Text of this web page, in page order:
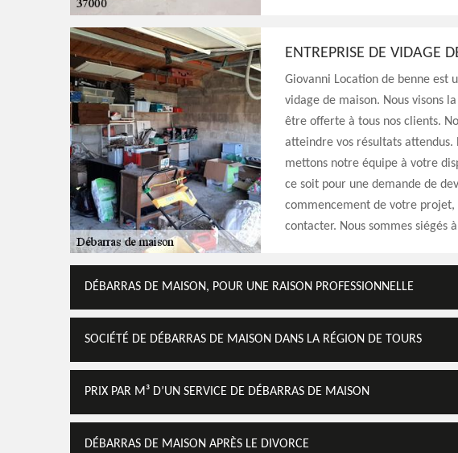
ENTREPRISE DE VIDAGE
Giovanni Location de benne est
vidage de maison. Nous visons
être offerte à tous nos clients.
atteindre vos résultats attendus.
mettons notre équipe à votre
ce soit pour une demande de
commencement de votre projet,
contacter. Nous sommes siégés
DÉBARRAS DE MAISON, POUR UNE RAISON PROFESSIONNELLE
SOCIÉTÉ DE DÉBARRAS DE MAISON DANS LA RÉGION DE TOURS
PRIX PAR M³ D’UN SERVICE DE DÉBARRAS DE MAISON
DÉBARRAS DE MAISON APRÈS LE DIVORCE